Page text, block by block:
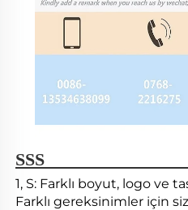
SSS
1, S: Farklı boyut, logo ve
Farklı gereksinimler için